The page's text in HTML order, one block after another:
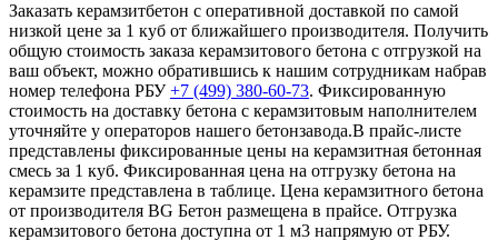
Заказать керамзитбетон с оперативной доставкой по самой
низкой цене за 1 куб от ближайшего производителя. Получить
общую стоимость заказа керамзитового бетона с отгрузкой на
ваш объект, можно обратившись к нашим сотрудникам набрав
номер телефона РБУ+7 (499) 380-60-73. Фиксированную
стоимость на доставку бетона с керамзитовым наполнителем
уточняйте у операторов нашего бетонзавода.В прайс-листе
представлены фиксированные цены на керамзитная бетонная
смесь за 1 куб. Фиксированная цена на отгрузку бетона на
керамзите представлена в таблице. Цена керамзитного бетона
от производителя BG Бетон размещена в прайсе. Отгрузка
керамзитового бетона доступна от 1 м3 напрямую от РБУ.